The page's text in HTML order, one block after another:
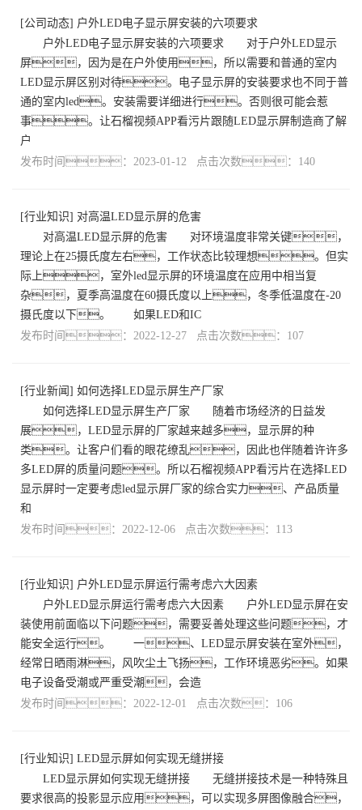
[公司动态] 户外LED电子显示屏安装的六项要求
户外LED电子显示屏安装的六项要求 对于户外LED显示
屏，因为是在户外使用，所以需要和普通的室内
LED显示屏区别对待。电子显示屏的安装要求也不同于普
通的室内led。安装需要详细进行。否则很可能会惹
事。让石榴视频APP看污片跟随LED显示屏制造商了解
户
发布时间：2023-01-12 点击次数：140
[行业知识] 对高温LED显示屏的危害
对高温LED显示屏的危害 对环境温度非常关键，
理论上在25摄氏度左右，工作状态比较理想。但实
际上，室外led显示屏的环境温度在应用中相当复
杂，夏季高温度在60摄氏度以上，冬季低温度在-20
摄氏度以下。 如果LED和IC
发布时间：2022-12-27 点击次数：107
[行业新闻 ] 如何选择LED显示屏生产厂家
如何选择LED显示屏生产厂家 随着市场经济的日益发
展，LED显示屏的厂家越来越多，显示屏的种
类。让客户们看的眼花缭乱，因此也伴随着许许多
多LED屏的质量问题。所以石榴视频APP看污片在选择LED
显示屏时一定要考虑led显示屏厂家的综合实力、产品质量
和
发布时间：2022-12-06 点击次数：113
[行业知识] 户外LED显示屏运行需考虑六大因素
户外LED显示屏运行需考虑六大因素 户外LED显示屏在安
装使用前面临以下问题，需要妥善处理这些问题，才
能安全运行。 一、LED显示屏安装在室外，
经常日晒雨淋，风吹尘土飞扬，工作环境恶劣。如果
电子设备受潮或严重受潮，会造
发布时间：2022-12-01 点击次数：106
[行业知识] LED显示屏如何实现无缝拼接
LED显示屏如何实现无缝拼接 无缝拼接技术是一种特殊且
要求很高的投影显示应用，可以实现多屏图像融合，